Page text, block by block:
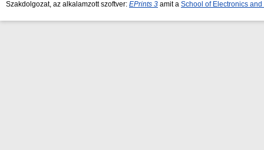
Szakdolgozat, az alkalamzott szoftver: EPrints 3 amit a School of Electronics